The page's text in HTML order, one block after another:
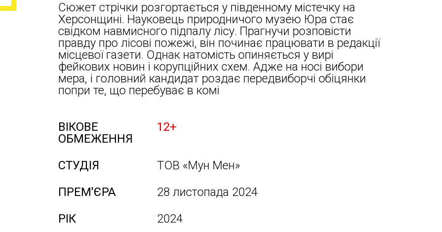
Сюжет стрічки розгортається у південному містечку на
Херсонщині. Науковець природничого музею Юра стає
свідком навмисного підпалу лісу. Прагнучи розповісти
правду про лісові пожежі, він починає працювати в редакції
місцевої газети. Однак натомість опиняється у вирі
фейкових новин і корупційних схем. Адже на носі вибори
мера, і головний кандидат роздає передвиборчі обіцянки
попри те, що перебуває в комі
ВІКОВЕ
ОБМЕЖЕННЯ
12+
СТУДІЯ
ТОВ «Мун Мен»
ПРЕМ'ЄРА
28 листопада 2024
РІК
2024